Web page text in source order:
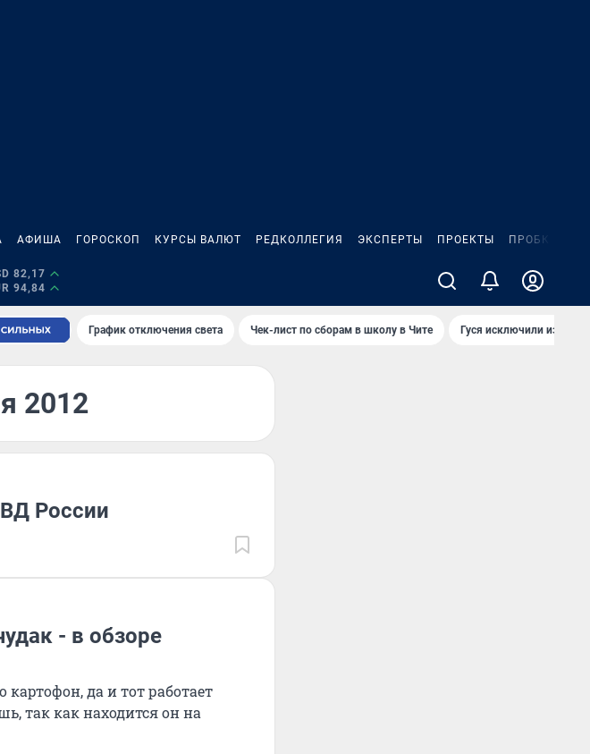
АФИША ГОРОСКОП КУРСЫ ВАЛЮТ РЕДКОЛЛЕГИЯ ЭКСПЕРТЫ ПРОЕКТЫ ПРОБКИ
82,17
94,84
График отключения света Чек-лист по сборам в школу в Чите Гуся исключили из
2012
России
- в обзоре
да и тот работает
так как находится он на